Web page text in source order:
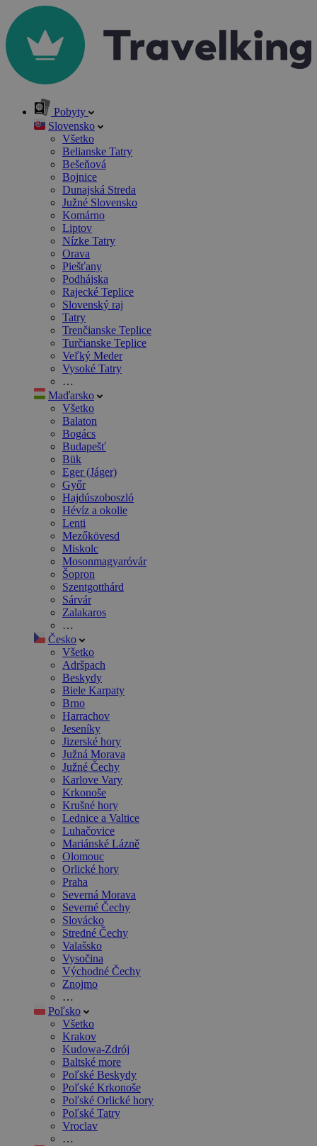
Pobyty
Slovensko
Všetko
Belianske Tatry
Bešeňová
Bojnice
Dunajská Streda
Južné Slovensko
Komárno
Liptov
Nízke Tatry
Orava
Piešťany
Podhájska
Rajecké Teplice
Slovenský raj
Tatry
Trenčianske Teplice
Turčianske Teplice
Veľký Meder
Vysoké Tatry
…
Maďarsko
Všetko
Balaton
Bogács
Budapešť
Bük
Eger (Jáger)
Győr
Hajdúszoboszló
Hévíz a okolie
Lenti
Mezőkövesd
Miskolc
Mosonmagyaróvár
Šopron
Szentgotthárd
Sárvár
Zalakaros
…
Česko
Všetko
Adršpach
Beskydy
Biele Karpaty
Brno
Harrachov
Jeseníky
Jizerské hory
Južná Morava
Južné Čechy
Karlove Vary
Krkonoše
Krušné hory
Lednice a Valtice
Luhačovice
Mariánské Lázně
Olomouc
Orlické hory
Praha
Severná Morava
Severné Čechy
Slovácko
Stredné Čechy
Valašsko
Vysočina
Východné Čechy
Znojmo
…
Poľsko
Všetko
Krakov
Kudowa-Zdrój
Baltské more
Poľské Beskydy
Poľské Krkonoše
Poľské Orlické hory
Poľské Tatry
Vroclav
…